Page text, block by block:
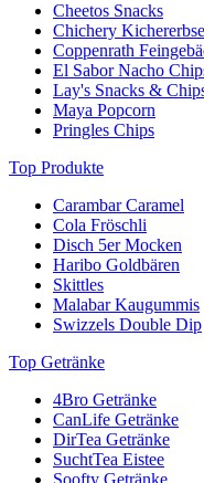
Cheetos Snacks
Chichery
Coppenrath
El Sabor Nacho
Lay's Snacks &
Maya Popcorn
Pringles Chips
Top Produkte
Carambar Caramel
Cola Fröschli
Disch 5er Mocken
Haribo Goldbären
Skittles
Malabar Kaugummis
Swizzels Double Dip
Top Getränke
4Bro Getränke
CanLife Getränke
DirTea Getränke
SuchtTea Eistee